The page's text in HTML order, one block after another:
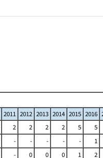
2011 2012 2013 2014 2015 2016
2 2 2 2 5
5
- - - - -
1
- 0 0 0 1
2